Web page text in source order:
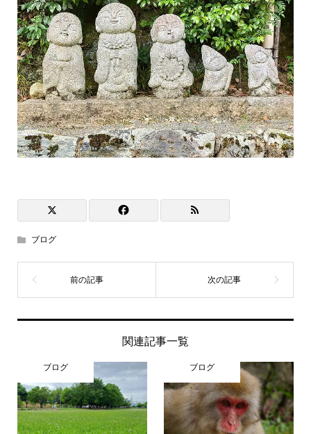
ブログ
関連記事一覧
ブログ ブログ